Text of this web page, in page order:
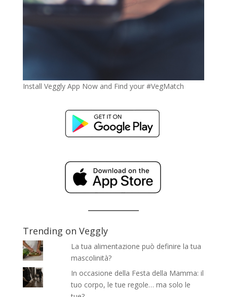
Install Veggly App Now and Find your #VegMatch
Trending on Veggly
La tua alimentazione può definire la tua
mascolinità?
In occasione della Festa della Mamma: il
tuo corpo, le tue regole… ma solo le